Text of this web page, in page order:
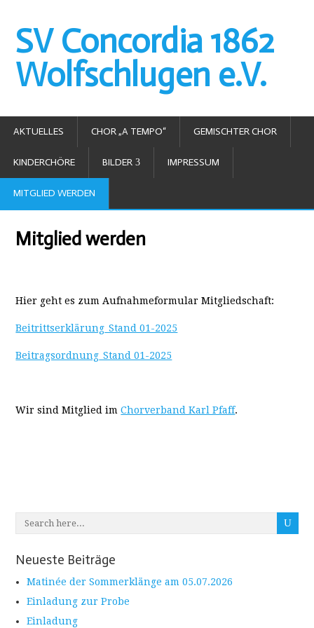
SV Concordia 1862
Wolfschlugen e.V.
AKTUELLES CHOR „A TEMPO“ GEMISCHTER CHOR
KINDERCHÖRE BILDER IMPRESSUM
MITGLIED WERDEN
Mitglied werden
Hier geht es zum Aufnahmeformular Mitgliedschaft:
Beitrittserklärung_Stand 01-2025
Beitragsordnung_Stand 01-2025
Wir sind Mitglied imChorverband Karl Pfaff.
Neueste Beiträge
Matinée der Sommerklänge am 05.07.2026
Einladung zur Probe
Einladung